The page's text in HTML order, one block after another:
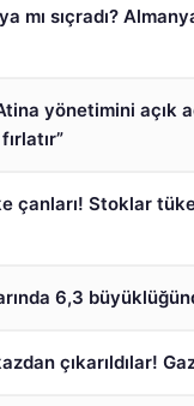
mı sıçradı?
yönetimini açık
çanları! Stoklar
6,3
çıkarıldılar!